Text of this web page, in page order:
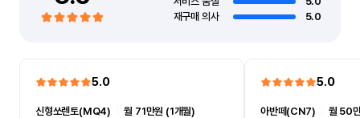
재구매 의사
5.0
5.0
신형쏘렌토(MQ4) ㅣ월 71만원 (1개월)
5.0
아반떼(CN7)
월 50